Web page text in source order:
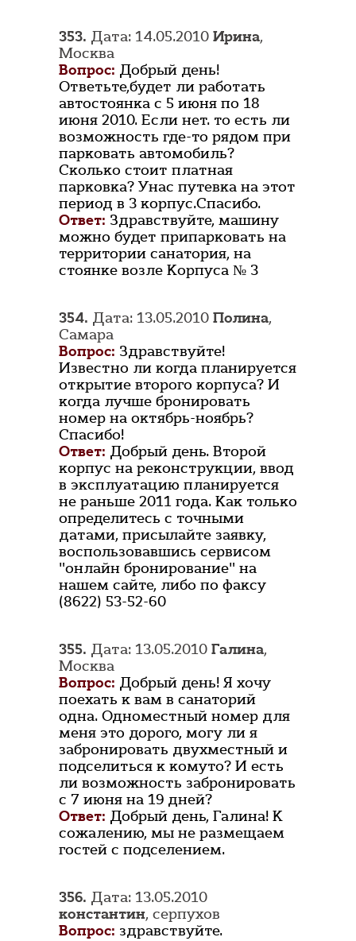
353. Дата: 14.05.2010 Ирина,
Москва
Вопрос: Добрый день!
Ответьте,будет ли работать
автостоянка с 5 июня по 18
июня 2010. Если нет. то есть ли
возможность где-то рядом при
парковать автомобиль?
Сколько стоит платная
парковка? Унас путевка на этот
период в 3 корпус.Спасибо.
Ответ: Здравствуйте, машину
можно будет припарковать на
территории санатория, на
стоянке возле Корпуса № 3
354. Дата: 13.05.2010 Полина,
Самара
Вопрос: Здравствуйте!
Известно ли когда планируется
открытие второго корпуса? И
когда лучше бронировать
номер на октябрь-ноябрь?
Спасибо!
Ответ: Добрый день. Второй
корпус на реконструкции, ввод
в эксплуатацию планируется
не раньше 2011 года. Как только
определитесь с точными
датами, присылайте заявку,
воспользовавшись сервисом
"онлайн бронирование" на
нашем сайте, либо по факсу
(8622) 53-52-60
355. Дата: 13.05.2010 Галина,
Москва
Вопрос: Добрый день! Я хочу
поехать к вам в санаторий
одна. Одноместный номер для
меня это дорого, могу ли я
забронировать двухместный и
подселиться к комуто? И есть
ли возможность забронировать
с 7 июня на 19 дней?
Ответ: Добрый день, Галина! К
сожалению, мы не размещаем
гостей с подселением.
356. Дата: 13.05.2010
константин, серпухов
Вопрос: здравствуйте.